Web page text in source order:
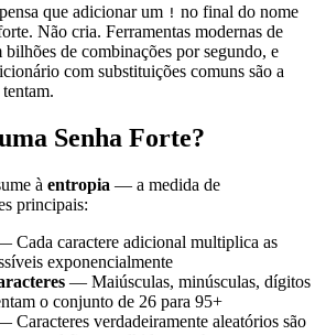
que adicionar um ! no final do nome
Não cria. Ferramentas modernas de
bilhões de combinações por segundo, e
com substituições comuns são a
Senha Forte?
à entropia — a medida de
principais:
Cada caractere adicional multiplica as
exponencialmente
— Maiúsculas, minúsculas, dígitos
o conjunto de 26 para 95+
Caracteres verdadeiramente aleatórios são